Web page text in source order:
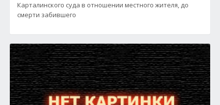
Карталинского суда в отношении местного жителя, до
смерти забившего